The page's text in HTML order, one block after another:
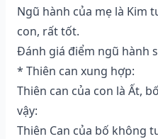
Ngũ hành của mẹ là Kim
con, rất tốt.
Đánh giá điểm ngũ hành
* Thiên can xung hợp:
Thiên can của con là Ất,
vậy:
Thiên Can của bố không